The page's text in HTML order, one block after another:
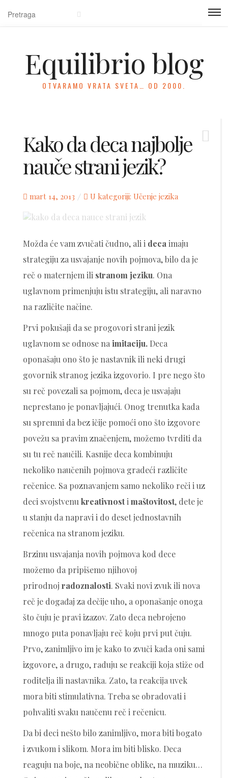
Equilibrio blog
OTVARAMO VRATA SVETA… OD 2000.
Kako da deca najbolje
nauče strani jezik?
Posted
on
mart 14, 2013 U kategoriji: Učenje jezika
Možda će vam zvučati čudno, ali i deca imaju
strategiju za usvajanje novih pojmova, bilo da je
reč o maternjem ili stranom jeziku. Ona
uglavnom primenjuju istu strategiju, ali naravno
na različite načine.
Prvi pokušaji da se progovori strani jezik
uglavnom se odnose na imitaciju. Deca
oponašaju ono što je nastavnik ili neki drugi
govornik stranog jezika izgovorio. I pre nego što
su reč povezali sa pojmom, deca je usvajaju
neprestano je ponavljajući. Onog trenutka kada
su spremni da bez ičije pomoći ono što izgovore
povežu sa pravim značenjem, možemo tvrditi da
su tu reč naučili. Kasnije deca kombinuju
nekoliko naučenih pojmova gradeći različite
rečenice. Sa poznavanjem samo nekoliko reči i uz
deci svojstvenu kreativnosti maštovitost, dete je
u stanju da napravi i do deset jednostavnih
rečenica na stranom jeziku.
Brzinu usvajanja novih pojmova kod dece
možemo da pripišemo njihovoj
prirodnoj radoznalosti. Svaki novi zvuk ili nova
reč je događaj za dečije uho, a oponašanje onoga
što čuju je pravi izazov. Zato deca nebrojeno
mnogo puta ponavljaju reč koju prvi put čuju.
Prvo, zanimljivo im je kako to zvuči kada oni sami
izgovore, a drugo, raduju se reakciji koja stiže od
roditelja ili nastavnika. Zato, ta reakcija uvek
mora biti stimulativna. Treba se obradovati i
pohvaliti svaku naučenu reč i rečenicu.
Da bi deci nešto bilo zanimljivo, mora biti bogato
i zvukom i slikom. Mora im biti blisko. Deca
reaguju na boje, na neobične oblike, na muziku…